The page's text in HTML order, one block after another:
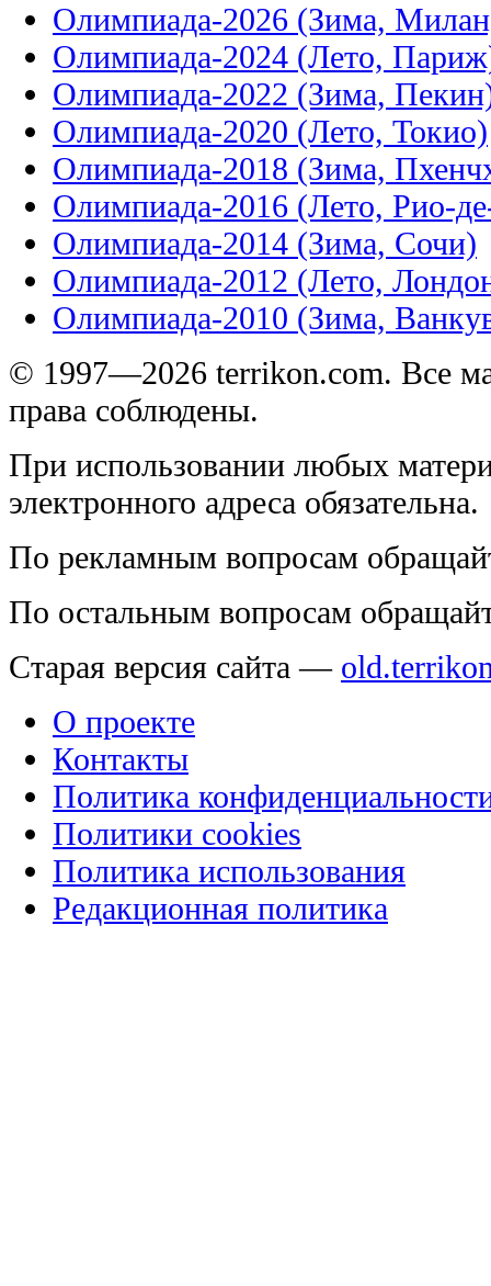
Олимпиада-2026 (Зима,
Олимпиада-2024 (Лето,
Олимпиада-2022 (Зима,
Олимпиада-2020 (Лето, Токио)
Олимпиада-2018 (Зима,
Олимпиада-2016 (Лето, Рио-
Олимпиада-2014 (Зима, Сочи)
Олимпиада-2012 (Лето,
Олимпиада-2010 (Зима,
© 1997—2026 terrikon.com. Все
права соблюдены.
При использовании любых
электронного адреса обязательна.
По рекламным вопросам
По остальным вопросам
Старая версия сайта —
О проекте
Контакты
Политика
Политики cookies
Политика использования
Редакционная политика